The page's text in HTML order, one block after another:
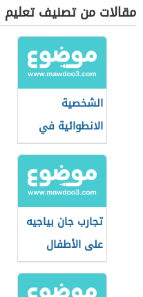
مقالات من تصنيف تعليم
الشخصية
الانطوائية في
علم النفس
تجارب جان بياجيه
على الأطفال